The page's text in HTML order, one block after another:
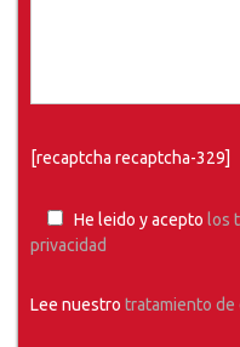
[recaptcha recaptcha-329]
He leido y acepto los
privacidad
Lee nuestro tratamiento de